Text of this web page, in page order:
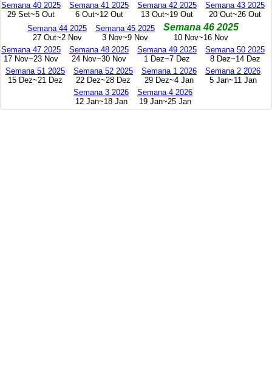
Semana 40 2025
29 Set~5 Out
Semana 41 2025
6 Out~12 Out
Semana 42 2025
13 Out~19 Out
Semana 43 2025
20 Out~26 Out
Semana 44 2025
27 Out~2 Nov
Semana 45 2025
3 Nov~9 Nov
Semana 46 2025
10 Nov~16 Nov
Semana 47 2025
17 Nov~23 Nov
Semana 48 2025
24 Nov~30 Nov
Semana 49 2025
1 Dez~7 Dez
Semana 50 2025
8 Dez~14 Dez
Semana 51 2025
15 Dez~21 Dez
Semana 52 2025
22 Dez~28 Dez
Semana 1 2026
29 Dez~4 Jan
Semana 2 2026
5 Jan~11 Jan
Semana 3 2026
12 Jan~18 Jan
Semana 4 2026
19 Jan~25 Jan